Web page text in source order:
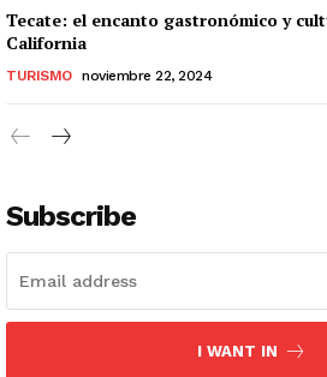
Tecate: el encanto gastronómico y
California
TURISMO noviembre 22, 2024
Subscribe
I WANT IN